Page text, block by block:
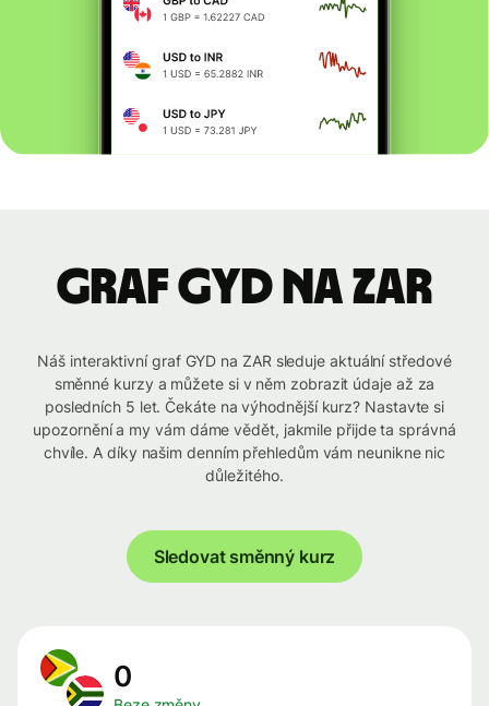
graf GYD na ZAR
Náš interaktivní graf GYD na ZAR sleduje aktuální středové
směnné kurzy a můžete si v něm zobrazit údaje až za
posledních 5 let. Čekáte na výhodnější kurz? Nastavte si
upozornění a my vám dáme vědět, jakmile přijde ta správná
chvíle. A díky našim denním přehledům vám neunikne nic
důležitého.
Sledovat směnný kurz
0